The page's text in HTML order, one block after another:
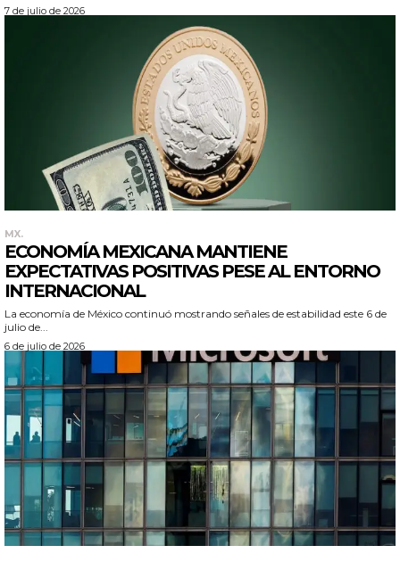
7 de julio de 2026
MX.
ECONOMÍA MEXICANA MANTIENE
EXPECTATIVAS POSITIVAS PESE AL ENTORNO
INTERNACIONAL
La economía de México continuó mostrando señales de estabilidad este 6 de
julio de...
6 de julio de 2026